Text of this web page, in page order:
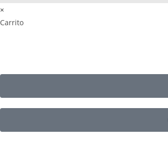
×
Carrito